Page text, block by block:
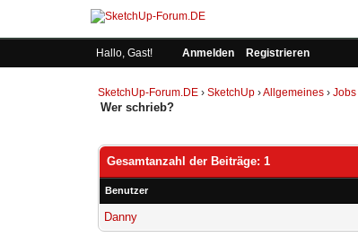
Hallo, Gast! Anmelden Registrieren
SketchUp-Forum.DE ›SketchUp ›Allgemeines ›Jobs
Wer schrieb?
Gesamtanzahl der Beiträge: 1
Benutzer
Danny